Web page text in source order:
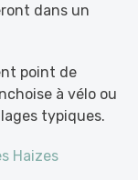
dans un
point de
à vélo ou
typiques.
Haizes